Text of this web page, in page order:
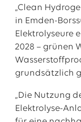
„Clean
in Emden-
Elektrolyseure
2028 – grünen
grundsätzlich
„Die Nutzung
Elektrolyse-
Das EWE-
Unsere neuesten